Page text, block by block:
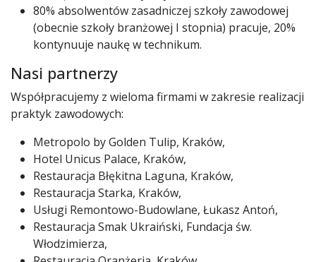
80% absolwentów zasadniczej szkoły zawodowej
(obecnie szkoły branżowej I stopnia) pracuje, 20%
kontynuuje naukę w technikum.
Nasi partnerzy
Współpracujemy z wieloma firmami w zakresie realizacji
praktyk zawodowych:
Metropolo by Golden Tulip, Kraków,
Hotel Unicus Palace, Kraków,
Restauracja Błękitna Laguna, Kraków,
Restauracja Starka, Kraków,
Usługi Remontowo-Budowlane, Łukasz Antoń,
Restauracja Smak Ukraiński, Fundacja św.
Włodzimierza,